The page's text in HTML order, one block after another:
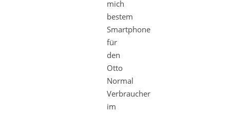
mich
bestem
Smartphone
für
den
Otto
Normal
Verbraucher
im